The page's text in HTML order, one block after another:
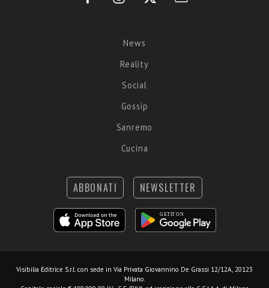
News
Reality
Social
Gossip
Sanremo
Cucina
ABBONATI NEWSLETTER
Visibilia Editrice S.r.l. con sede in Via Privata Giovannino De Grassi 12/12A, 20123
Milano.